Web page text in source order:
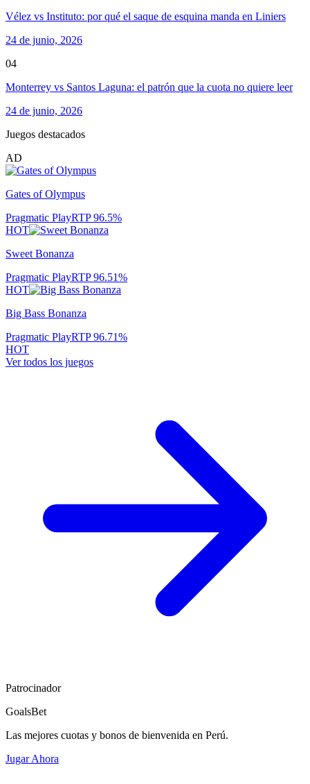
Vélez vs Instituto: por qué el saque de esquina manda en Liniers
24 de junio, 2026
04
Monterrey vs Santos Laguna: el patrón que la cuota no quiere leer
24 de junio, 2026
Juegos destacados
AD
Gates of Olympus
Pragmatic PlayRTP96.5%
HOT
Sweet Bonanza
Pragmatic PlayRTP96.51%
HOT
Big Bass Bonanza
Pragmatic PlayRTP96.71%
HOT
Ver todos los juegos
Patrocinador
GoalsBet
Las mejores cuotas y bonos de bienvenida en Perú.
Jugar Ahora